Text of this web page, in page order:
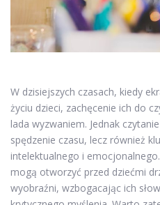
W dzisiejszych czasach, kiedy
życiu dzieci, zachęcenie ich do
lada wyzwaniem. Jednak
spędzenie czasu, lecz również
intelektualnego i
mogą otworzyć przed dziećmi
wyobraźni, wzbogacając ich